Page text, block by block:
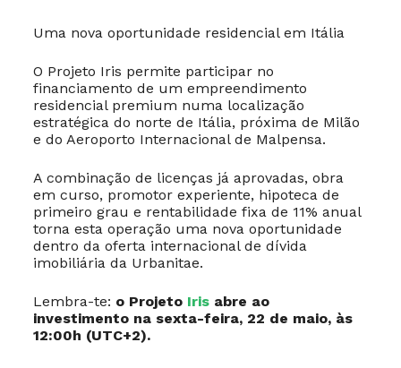
Uma nova oportunidade residencial em Itália
O Projeto Iris permite participar no
financiamento de um empreendimento
residencial premium numa localização
estratégica do norte de Itália, próxima de Milão
e do Aeroporto Internacional de Malpensa.
A combinação de licenças já aprovadas, obra
em curso, promotor experiente, hipoteca de
primeiro grau e rentabilidade fixa de 11% anual
torna esta operação uma nova oportunidade
dentro da oferta internacional de dívida
imobiliária da Urbanitae.
Lembra-te: o Projeto Irisabre ao
investimento na sexta-feira, 22 de maio, às
12:00h (UTC+2).